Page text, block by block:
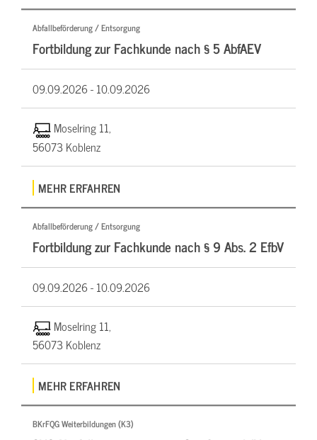
Abfallbeförderung / Entsorgung
Fortbildung zur Fachkunde nach § 5 AbfAEV
09.09.2026 -10.09.2026
Moselring 11,
56073 Koblenz
MEHR ERFAHREN
Abfallbeförderung / Entsorgung
Fortbildung zur Fachkunde nach § 9 Abs. 2 EfbV
09.09.2026 -10.09.2026
Moselring 11,
56073 Koblenz
MEHR ERFAHREN
BKrFQG Weiterbildungen (K3)